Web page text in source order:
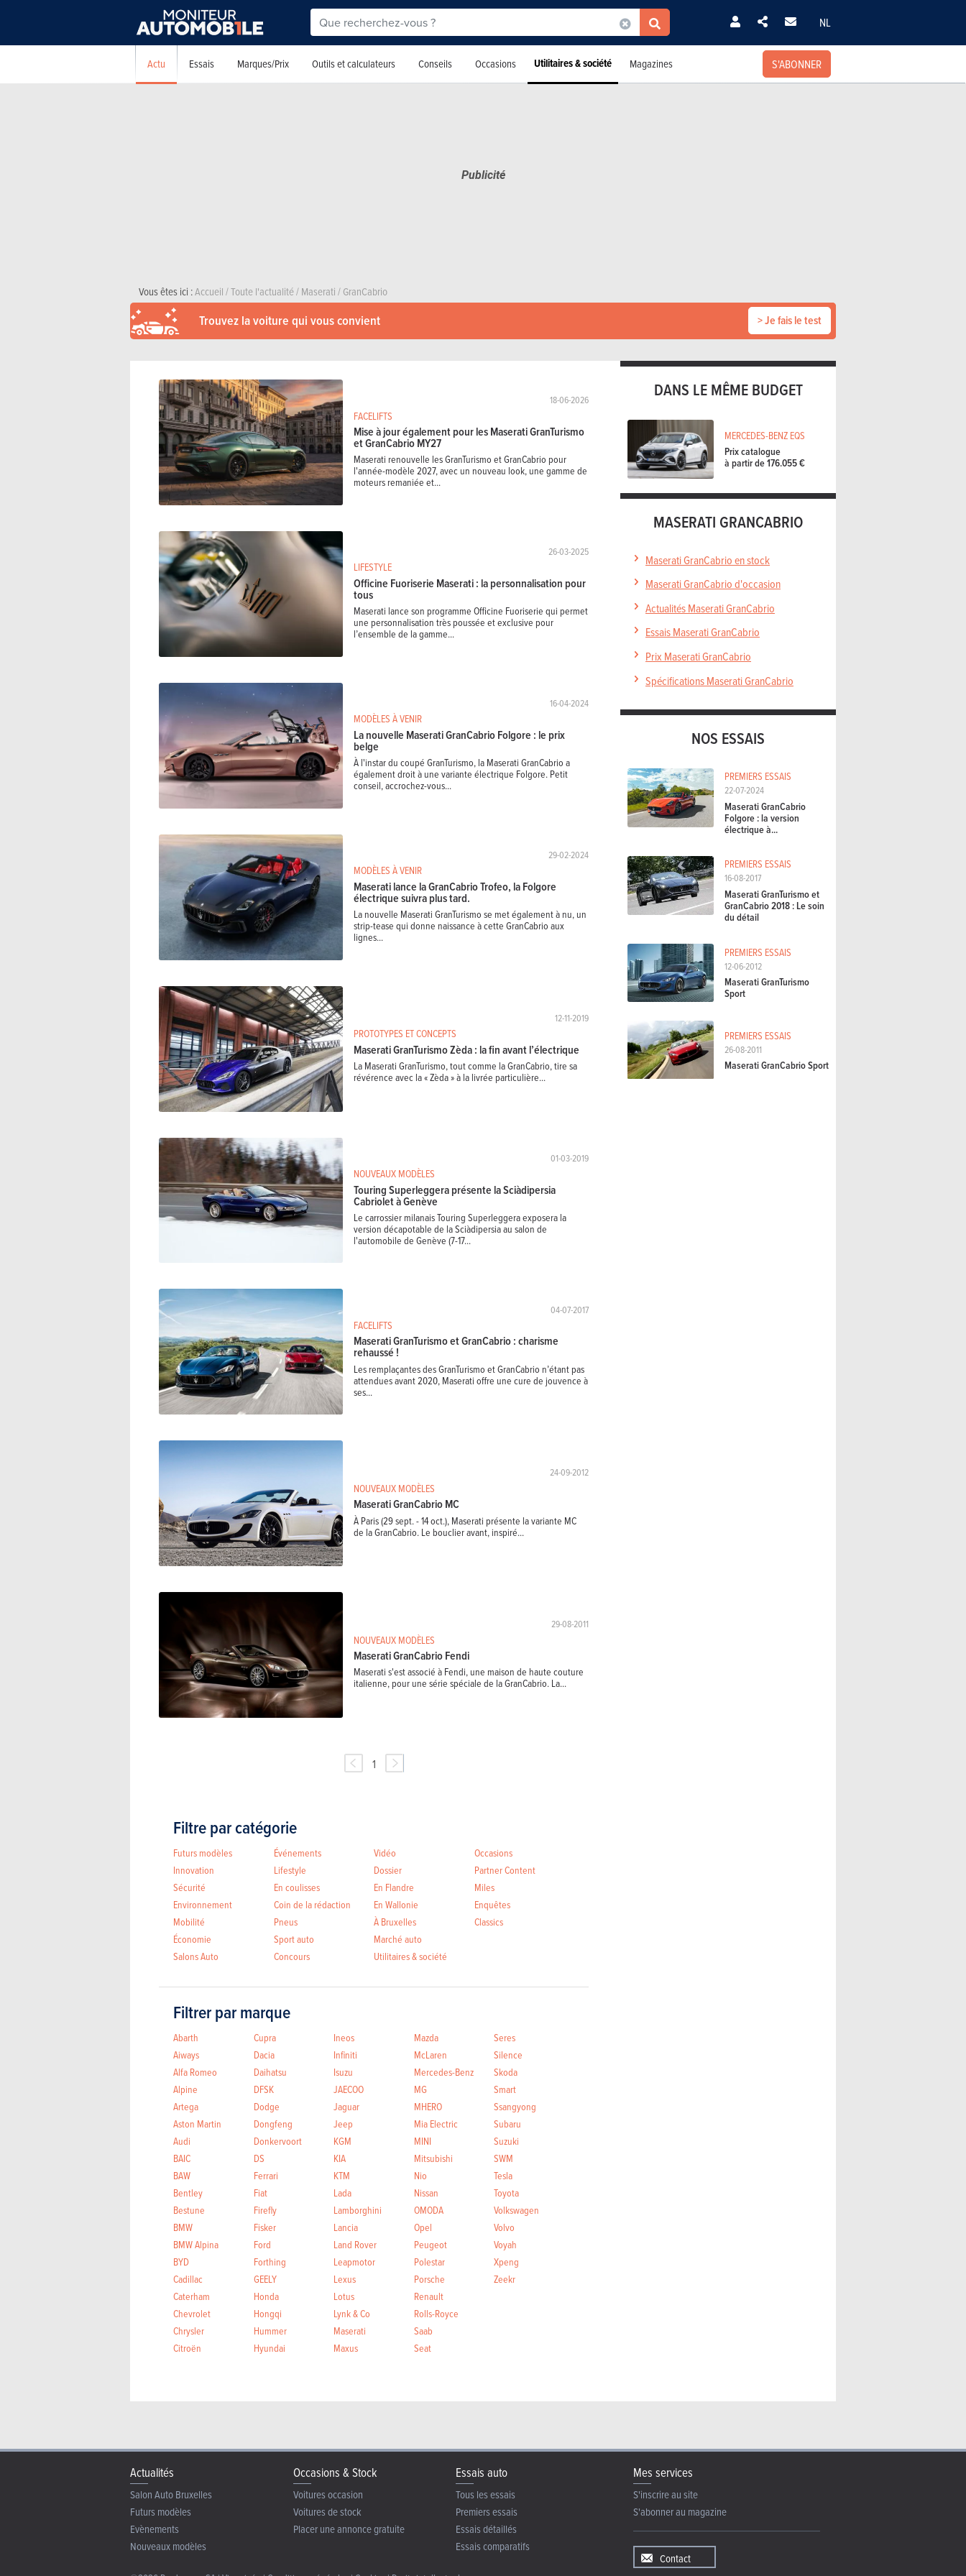
NL
Actu Essais Marques/Prix Outils et calculateurs Conseils Occasions Utilitaires & société Magazines S'ABONNER
Vous êtes ici :Accueil/Toute l'actualité/Maserati/GranCabrio
Trouvez la voiture qui vous convient > Je fais le test
18-06-2026
FACELIFTS
Mise à jour également pour les Maserati GranTurismo
et GranCabrio MY27
Maserati renouvelle les GranTurismo et GranCabrio pour
l'année-modèle 2027, avec un nouveau look, une gamme de
moteurs remaniée et...
26-03-2025
LIFESTYLE
Officine Fuoriserie Maserati : la personnalisation pour
tous
Maserati lance son programme Officine Fuoriserie qui permet
une personnalisation très poussée et exclusive pour
l’ensemble de la gamme...
16-04-2024
MODÈLES À VENIR
La nouvelle Maserati GranCabrio Folgore : le prix
belge
À l'instar du coupé GranTurismo, la Maserati GranCabrio a
également droit à une variante électrique Folgore. Petit
conseil, accrochez-vous...
29-02-2024
MODÈLES À VENIR
Maserati lance la GranCabrio Trofeo, la Folgore
électrique suivra plus tard.
La nouvelle Maserati GranTurismo se met également à nu, un
strip-tease qui donne naissance à cette GranCabrio aux
lignes...
12-11-2019
PROTOTYPES ET CONCEPTS
Maserati GranTurismo Zèda : la fin avant l’électrique
La Maserati GranTurismo, tout comme la GranCabrio, tire sa
révérence avec la « Zèda » à la livrée particulière...
01-03-2019
NOUVEAUX MODÈLES
Touring Superleggera présente la Sciàdipersia
Cabriolet à Genève
Le carrossier milanais Touring Superleggera exposera la
version décapotable de la Sciàdipersia au salon de
l'automobile de Genève (7-17...
04-07-2017
FACELIFTS
Maserati GranTurismo et GranCabrio : charisme
rehaussé !
Les remplaçantes des GranTurismo et GranCabrio n’étant pas
attendues avant 2020, Maserati offre une cure de jouvence à
ses...
24-09-2012
NOUVEAUX MODÈLES
Maserati GranCabrio MC
À Paris (29 sept. - 14 oct.), Maserati présente la variante MC
de la GranCabrio. Le bouclier avant, inspiré...
29-08-2011
NOUVEAUX MODÈLES
Maserati GranCabrio Fendi
Maserati s'est associé à Fendi, une maison de haute couture
italienne, pour une série spéciale de la GranCabrio. La...
1
Filtre par catégorie
Futurs modèles
Innovation
Sécurité
Environnement
Mobilité
Économie
Salons Auto
Événements
Lifestyle
En coulisses
Coin de la rédaction
Pneus
Sport auto
Concours
Vidéo
Dossier
En Flandre
En Wallonie
À Bruxelles
Marché auto
Utilitaires & société
Occasions
Partner Content
Miles
Enquêtes
Classics
Filtrer par marque
Abarth
Aiways
Alfa Romeo
Alpine
Artega
Aston Martin
Audi
BAIC
BAW
Bentley
Bestune
BMW
BMW Alpina
BYD
Cadillac
Caterham
Chevrolet
Chrysler
Citroën
Cupra
Dacia
Daihatsu
DFSK
Dodge
Dongfeng
Donkervoort
DS
Ferrari
Fiat
Firefly
Fisker
Ford
Forthing
GEELY
Honda
Hongqi
Hummer
Hyundai
Ineos
Infiniti
Isuzu
JAECOO
Jaguar
Jeep
KGM
KIA
KTM
Lada
Lamborghini
Lancia
Land Rover
Leapmotor
Lexus
Lotus
Lynk & Co
Maserati
Maxus
Mazda
McLaren
Mercedes-Benz
MG
MHERO
Mia Electric
MINI
Mitsubishi
Nio
Nissan
OMODA
Opel
Peugeot
Polestar
Porsche
Renault
Rolls-Royce
Saab
Seat
Seres
Silence
Skoda
Smart
Ssangyong
Subaru
Suzuki
SWM
Tesla
Toyota
Volkswagen
Volvo
Voyah
Xpeng
Zeekr
DANS LE MÊME BUDGET
MERCEDES-BENZ EQS
Prix catalogue
à partir de 176.055 €
MASERATI GRANCABRIO
Maserati GranCabrio en stock
Maserati GranCabrio d'occasion
Actualités Maserati GranCabrio
Essais Maserati GranCabrio
Prix Maserati GranCabrio
Spécifications Maserati GranCabrio
NOS ESSAIS
PREMIERS ESSAIS
22-07-2024
Maserati GranCabrio
Folgore : la version
électrique à...
PREMIERS ESSAIS
16-08-2017
Maserati GranTurismo et
GranCabrio 2018 : Le soin
du détail
PREMIERS ESSAIS
12-06-2012
Maserati GranTurismo
Sport
PREMIERS ESSAIS
26-08-2011
Maserati GranCabrio Sport
Actualités
Salon Auto Bruxelles
Futurs modèles
Evènements
Nouveaux modèles
Occasions & Stock
Voitures occasion
Voitures de stock
Placer une annonce gratuite
Essais auto
Tous les essais
Premiers essais
Essais détaillés
Essais comparatifs
Mes services
S'inscrire au site
S'abonner au magazine
Contact